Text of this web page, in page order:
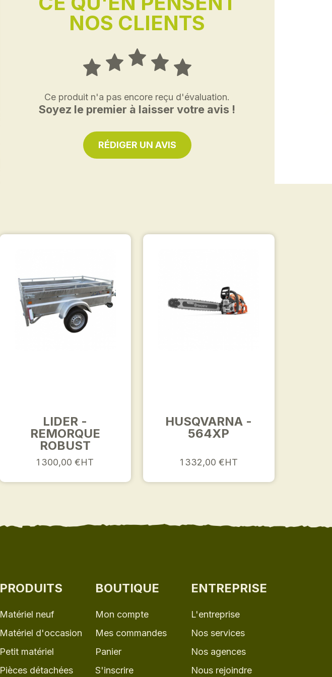
NOS CLIENTS
Ce produit n'a pas encore reçu d'évaluation.
Soyez le premier à laisser votre avis !
RÉDIGER UN AVIS
LIDER -
REMORQUE
ROBUST
1 300,00 €HT
HUSQVARNA -
564XP
1 332,00 €HT
PRODUITS
Matériel neuf
Matériel d'occasion
Petit matériel
Pièces détachées
BOUTIQUE
Mon compte
Mes commandes
Panier
S'inscrire
ENTREPRISE
L'entreprise
Nos services
Nos agences
Nous rejoindre